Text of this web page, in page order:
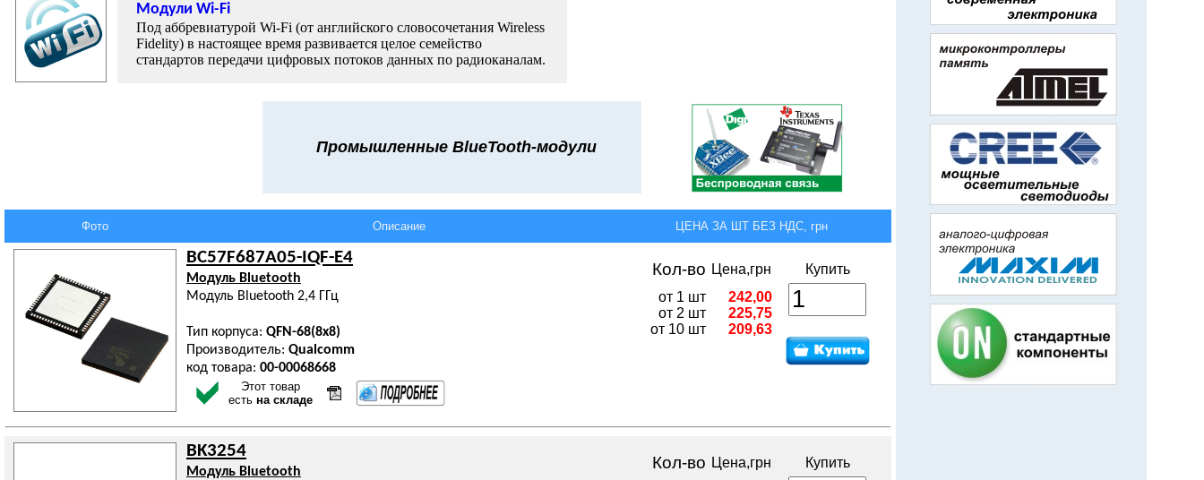
Модули Wi-Fi
Под аббревиатурой Wi-Fi (от английского словосочетания Wireless
Fidelity) в настоящее время развивается целое семейство
стандартов передачи цифровых потоков данных по радиоканалам.
Промышленные BlueTooth-модули
Фото Описание ЦЕНА ЗА ШТ БЕЗ НДС, грн
BC57F687A05-IQF-E4
Модуль Bluetooth
Модуль Bluetooth 2,4 ГГц
Тип корпуса: QFN-68(8x8)
Производитель: Qualcomm
код товара: 00-00068668
Этот товар
есть на складе
Кол-во Цена,грн
Купить
от 1 шт
от 2 шт
от 10 шт
242,00
225,75
209,63
BK3254
Модуль Bluetooth
Кол-во Цена,грн
Купить